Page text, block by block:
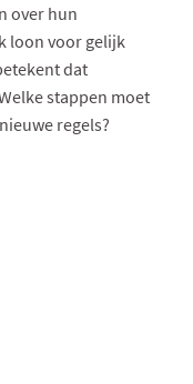
over hun
loon voor gelijk
dat
stappen moet
regels?